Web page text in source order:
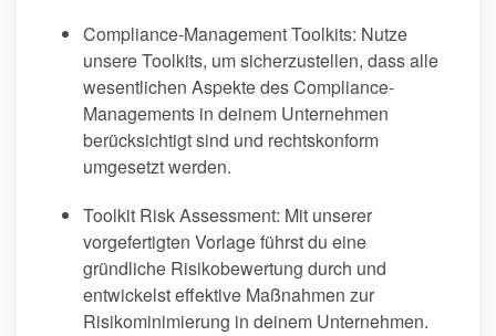
Compliance-Management Toolkits: Nutze
unsere Toolkits, um sicherzustellen, dass alle
wesentlichen Aspekte des Compliance-
Managements in deinem Unternehmen
berücksichtigt sind und rechtskonform
umgesetzt werden.
Toolkit Risk Assessment: Mit unserer
vorgefertigten Vorlage führst du eine
gründliche Risikobewertung durch und
entwickelst effektive Maßnahmen zur
Risikominimierung in deinem Unternehmen.